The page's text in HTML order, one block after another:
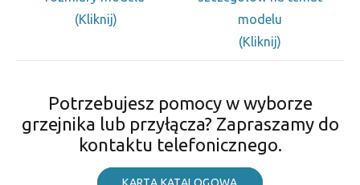
(Kliknij)
modelu
(Kliknij)
Potrzebujesz pomocy w wyborze
grzejnika lub przyłącza? Zapraszamy do
kontaktu telefonicznego.